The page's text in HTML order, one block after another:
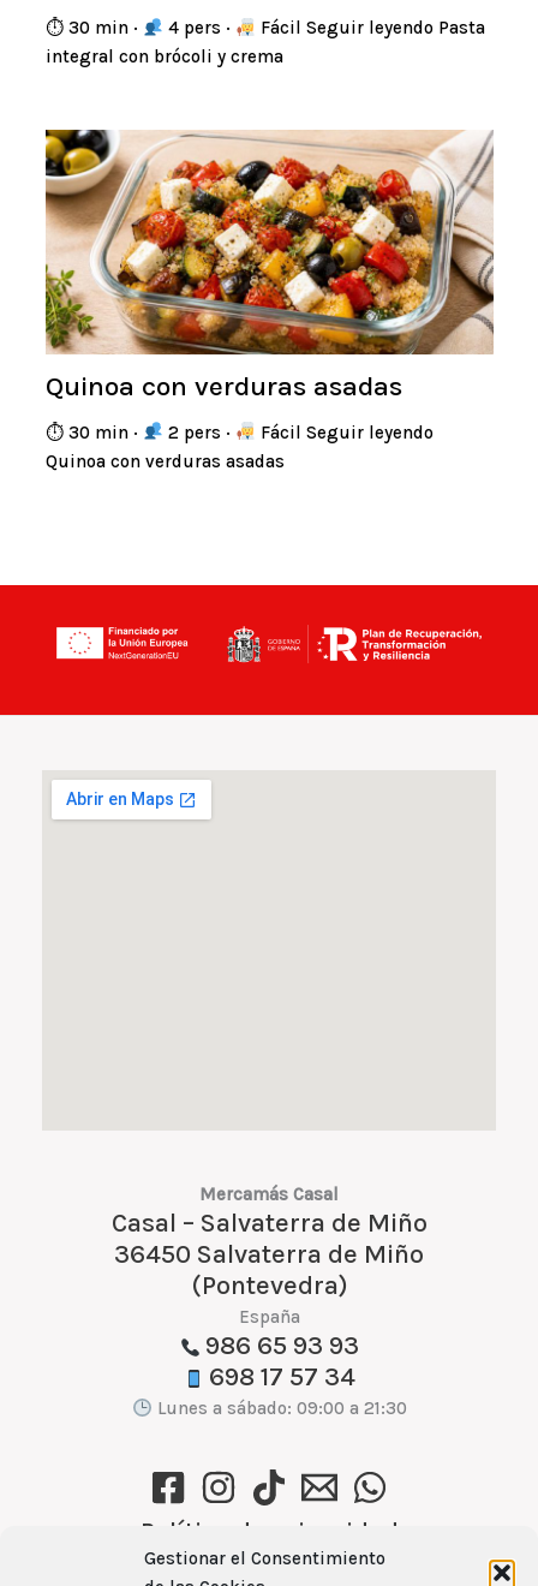
Gestionar el Consentimiento
⏱ 30 min · 4 pers ·
Fácil Seguir leyendo Pasta
integral con brócoli y crema
Quinoa con verduras asadas
⏱ 30 min · 2 pers ·
Fácil Seguir leyendo
Quinoa con verduras asadas
Mercamás Casal
Casal – Salvaterra de Miño
36450 Salvaterra de Miño
(Pontevedra)
España
986 65 93 93
698 17 57 34
Lunes a sábado: 09:00 a 21:30
Política de privacidad
Política de cookies (UE)